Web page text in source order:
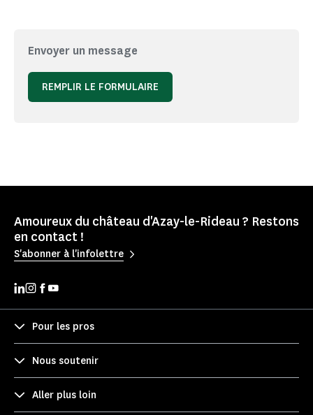
Envoyer un message
REMPLIR LE FORMULAIRE
Amoureux du château d'Azay-le-Rideau ? Restons
en contact !
S'abonner à l'infolettre
Pour les pros
Nous soutenir
Aller plus loin